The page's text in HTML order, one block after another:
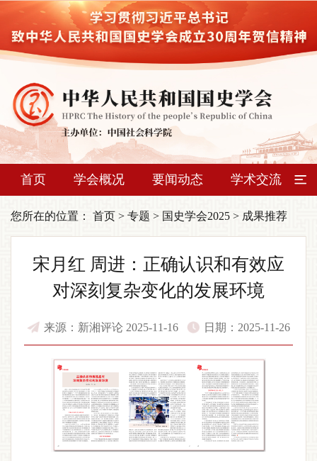
首页 学会概况 要闻动态 学术交流
您所在的位置： 首页> 专题 > 国史学会2025> 成果推荐
宋月红 周进：正确认识和有效应
对深刻复杂变化的发展环境
来源：新湘评论 2025-11-16 日期：2025-11-26